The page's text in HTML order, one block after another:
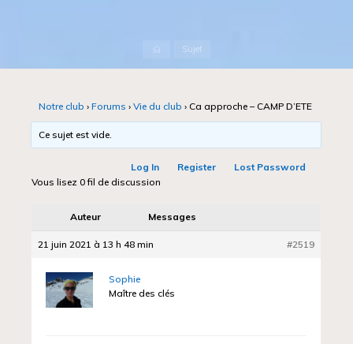
AccueilSujet
Notre club › Forums › Vie du club › Ca approche – CAMP D’ETE
Ce sujet est vide.
Log In Register
Lost Password
Vous lisez 0 fil de discussion
Auteur Messages
21 juin 2021 à 13 h 48 min #2519
Sophie
Maître des clés